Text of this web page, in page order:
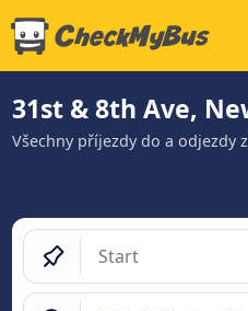
31st & 8th Ave,
Všechny příjezdy do a odjezdy